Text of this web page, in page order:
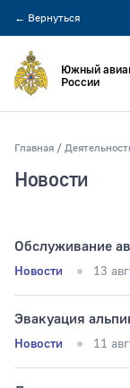
← Вернуться
Искать по:
Публикация не
Южный
России
Главная
Обслуживание
Новости 13
Эвакуация
Новости 11
Новости